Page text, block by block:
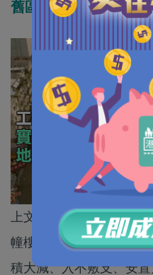
舊區重建如何地盡其用
上文提到，市區重建局
幢樓高9層、樓齡超過50
積大減、入不敷支、安